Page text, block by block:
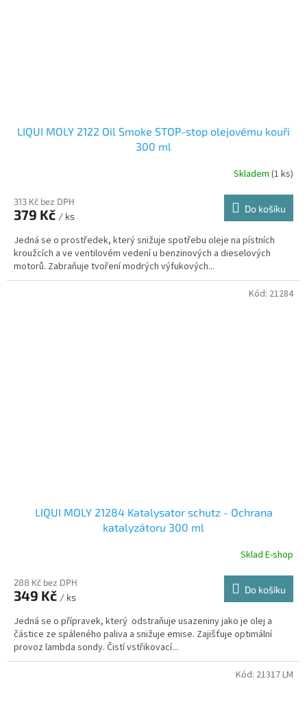
LIQUI MOLY 2122 Oil Smoke STOP-stop olejovému kouři
300 ml
Skladem (1 ks)
313 Kč bez DPH
379 Kč / ks
Do košíku
Jedná se o prostředek, který snižuje spotřebu oleje na pístních
kroužcích a ve ventilovém vedení u benzinových a dieselových
motorů. Zabraňuje tvoření modrých výfukových...
LIQUI MOLY 21284 Katalysator schutz - Ochrana
katalyzátoru 300 ml
Sklad E-shop
288 Kč bez DPH
349 Kč / ks
Do košíku
Jedná se o přípravek, který odstraňuje usazeniny jako je olej a
částice ze spáleného paliva a snižuje emise. Zajišťuje optimální
provoz lambda sondy. Čistí vstřikovací...
Kód: 21284
Kód: 21317 LM